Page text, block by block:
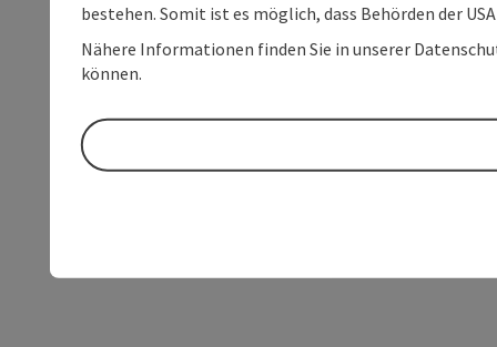
bestehen. Somit ist es möglich, dass Behörden der
Nähere Informationen finden Sie in unserer
können.